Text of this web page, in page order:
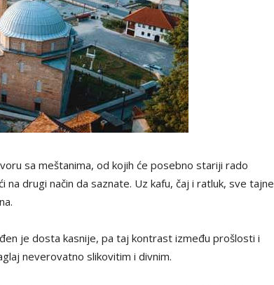
sa meštanima, od kojih će posebno stariji rado
drugi način da saznate. Uz kafu, čaj i ratluk, sve tajne
je dosta kasnije, pa taj kontrast između prošlosti i
neverovatno slikovitim i divnim.